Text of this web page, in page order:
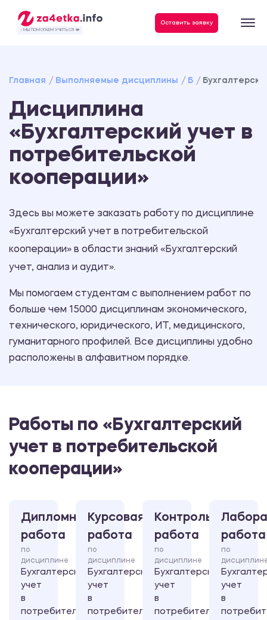
- МЫ ПОМОГАЕМ УЧИТЬСЯ ❤️
Оставить заявку
Главная Выполняемые дисциплины Б
Дисциплина
«Бухгалтерский учет в
потребительской
кооперации»
Здесь вы можете заказать работу по дисциплине
«Бухгалтерский учет в потребительской
кооперации» в области знаний «Бухгалтерский
учет, анализ и аудит».
Мы помогаем студентам с выполнением работ по
больше чем 15000 дисциплинам экономического,
технического, юридического, ИТ, медицинского,
гуманитарного профилей. Все дисциплины удобно
расположены в алфавитном порядке.
Работы по «Бухгалтерский
учет в потребительской
кооперации»
Дипломная
работа
по
дисциплине
Бухгалтерский
учет
в
потребительской
Курсовая
работа
по
дисциплине
Бухгалтерский
учет
в
потребительской
Контрольная
работа
по
дисциплине
Бухгалтерский
учет
в
потребительской
работа
по
учет
в